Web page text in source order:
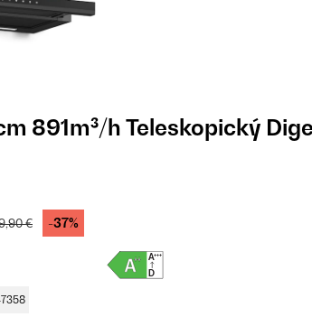
891m³/h Teleskopický
€ -37%